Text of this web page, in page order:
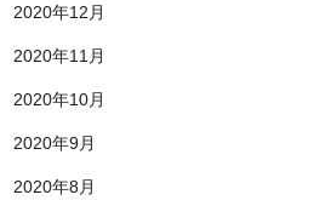
2020年12月
2020年11月
2020年10月
2020年9月
2020年8月